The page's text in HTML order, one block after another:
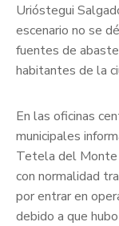
Urióstegui
escenario no se
fuentes de
habitantes de la
En las oficinas
municipales
Tetela del Monte
con normalidad
por entrar en
debido a que